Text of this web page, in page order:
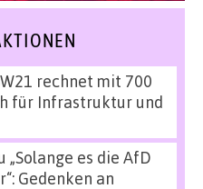
rechnet mit 700
für Infrastruktur und
„Solange es die AfD
Gedenken an